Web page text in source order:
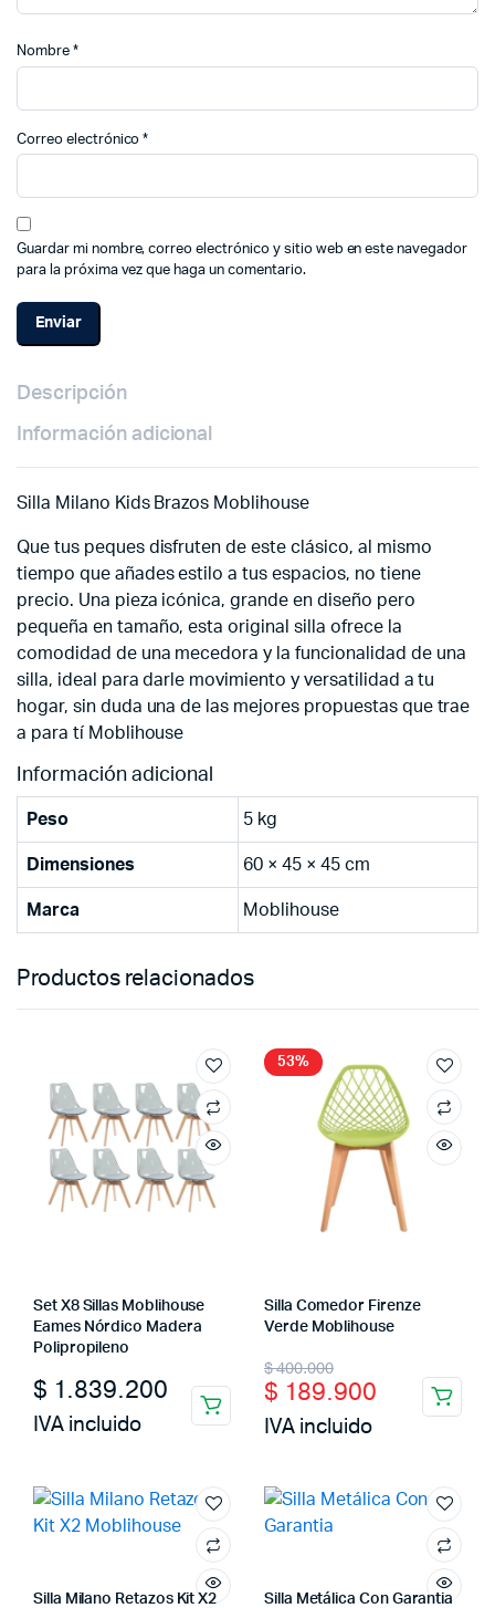
Nombre *
Correo electrónico*
Guardar mi nombre, correo electrónico y sitio web en este navegador
para la próxima vez que haga un comentario.
Descripción
Información adicional
Silla Milano Kids Brazos Moblihouse
Que tus peques disfruten de este clásico, al mismo
tiempo que añades estilo a tus espacios, no tiene
precio. Una pieza icónica, grande en diseño pero
pequeña en tamaño, esta original silla ofrece la
comodidad de una mecedora y la funcionalidad de una
silla, ideal para darle movimiento y versatilidad a tu
hogar, sin duda una de las mejores propuestas que trae
a para tí Moblihouse
Información adicional
Peso 5 kg
Dimensiones 60 × 45 × 45 cm
Marca Moblihouse
Productos relacionados
Set X8 Sillas Moblihouse
Eames Nórdico Madera
Polipropileno
$ 1.839.200
IVA incluido
53%
Silla Comedor Firenze
Verde Moblihouse
$400.000
Original
price
was:
$ 189.900
Current
price
is:
IVA incluido
Silla Milano Retazos Kit X2
Silla Metálica Con Garantia